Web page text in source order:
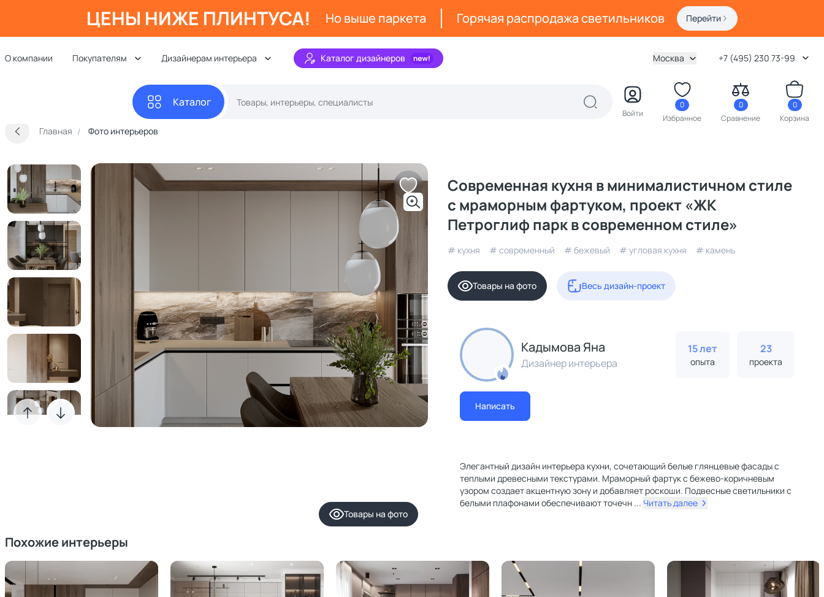
ЦЕНЫ НИЖЕ ПЛИНТУСА! Но выше паркета Горячая распродажа светильников Перейти
О компании Покупателям Дизайнерам интерьера Каталог дизайнеров Москва +7 (495) 230 73-99
Каталог
Войти
0
Избранное
0
Сравнение
0
Корзина
Главная Фото интерьеров
Товары на фото
Современная кухня в минималистичном стиле
с мраморным фартуком, проект «ЖК
Петроглиф парк в современном стиле»
# кухня # современный # бежевый # угловая кухня # камень
Товары на фото Весь дизайн-проект
Кадымова Яна
Дизайнер интерьера
15 лет
опыта
23
проекта
Написать
Элегантный дизайн интерьера кухни, сочетающий белые глянцевые фасады с
теплыми древесными текстурами. Мраморный фартук с бежево-коричневым
узором создает акцентную зону и добавляет роскоши. Подвесные светильники с
белыми плафонами обеспечивают точечн ... Читать далее
Похожие интерьеры